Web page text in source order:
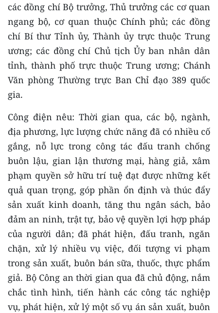
54 DÂN TỘC VIỆT NAM
CHƯƠNG TRÌNH OCOP - MỖI XÃ
MỘT SẢN PHẨM
RADIO
E-Magazine
Video
Media Chính trị
Media Kinh tế
Media Văn hóa
Media Xã hội
Media Pháp luật
Media Du lịch
Media Thế giới
các đồng chí Bộ trưởng, Thủ trưởng các cơ quan
ngang bộ, cơ quan thuộc Chính phủ; các đồng
chí Bí thư Tỉnh ủy, Thành ủy trực thuộc Trung
ương; các đồng chí Chủ tịch Ủy ban nhân dân
tỉnh, thành phố trực thuộc Trung ương; Chánh
Văn phòng Thường trực Ban Chỉ đạo 389 quốc
gia.
Công điện nêu: Thời gian qua, các bộ, ngành,
địa phương, lực lượng chức năng đã có nhiều cố
gắng, nỗ lực trong công tác đấu tranh chống
buôn lậu, gian lận thương mại, hàng giả, xâm
phạm quyền sở hữu trí tuệ đạt được những kết
quả quan trọng, góp phần ổn định và thúc đẩy
sản xuất kinh doanh, tăng thu ngân sách, bảo
đảm an ninh, trật tự, bảo vệ quyền lợi hợp pháp
của người dân; đã phát hiện, đấu tranh, ngăn
chặn, xử lý nhiều vụ việc, đối tượng vi phạm
trong sản xuất, buôn bán sữa, thuốc, thực phẩm
giả. Bộ Công an thời gian qua đã chủ động, nắm
chắc tình hình, tiến hành các công tác nghiệp
vụ, phát hiện, xử lý một số vụ án sản xuất, buôn